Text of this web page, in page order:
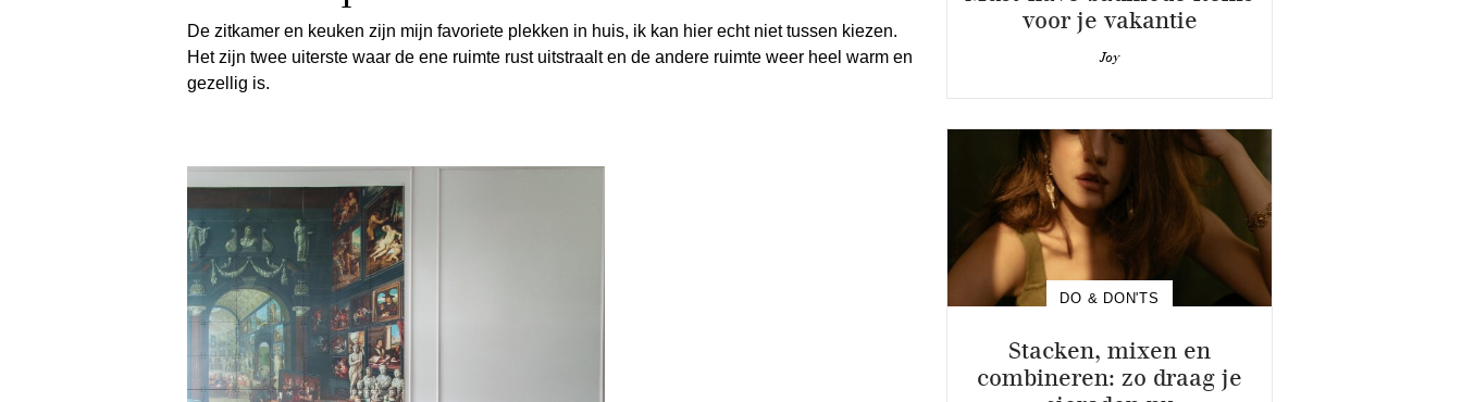
De zitkamer en keuken zijn mijn favoriete plekken in huis, ik kan hier echt niet tussen kiezen.
Het zijn twee uiterste waar de ene ruimte rust uitstraalt en de andere ruimte weer heel warm en
gezellig is.
voor je vakantie
Joy
DO & DON'TS
Stacken, mixen en
combineren: zo draag je